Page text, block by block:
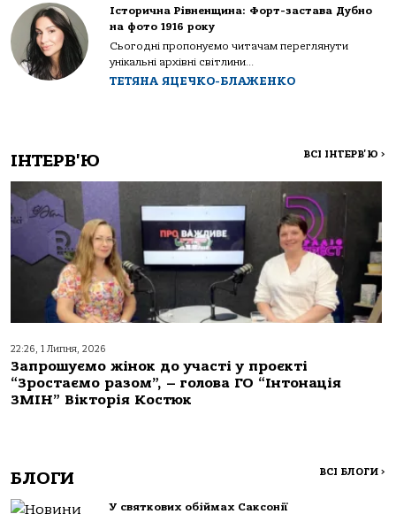
Історична Рівненщина: Форт-застава Дубно
на фото 1916 року
Сьогодні пропонуємо читачам переглянути
унікальні архівні світлини...
ТЕТЯНА ЯЦЕЧКО-БЛАЖЕНКО
ІНТЕРВ'Ю ВСІ ІНТЕРВ'Ю >
22:26, 1 Липня, 2026
Запрошуємо жінок до участі у проєкті
“Зростаємо разом”, – голова ГО “Інтонація
ЗМІН” Вікторія Костюк
БЛОГИ ВСІ БЛОГИ >
У святкових обіймах Саксонії